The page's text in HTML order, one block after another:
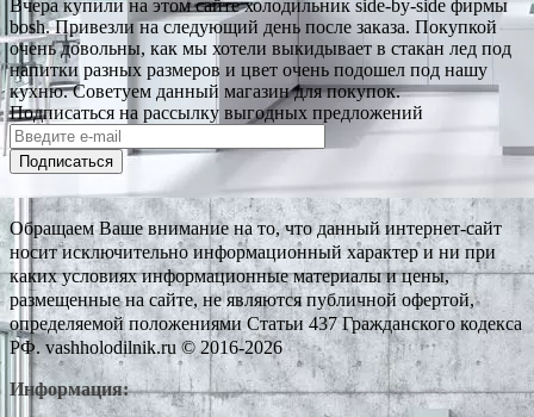
Вчера купили на этом сайте холодильник side-by-side фирмы
bosh. Привезли на следующий день после заказа. Покупкой
очень довольны, как мы хотели выкидывает в стакан лед под
напитки разных размеров и цвет очень подошел под нашу
кухню. Советуем данный магазин для покупок.
Подписаться на рассылку выгодных предложений
Подписаться
Обращаем Ваше внимание на то, что данный интернет-сайт
носит исключительно информационный характер и ни при
каких условиях информационные материалы и цены,
размещенные на сайте, не являются публичной офертой,
определяемой положениями Статьи 437 Гражданского кодекса
РФ. vashholodilnik.ru © 2016-2026
Информация: